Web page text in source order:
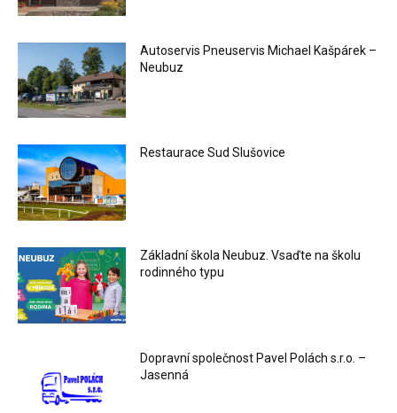
Autoservis Pneuservis Michael Kašpárek –
Neubuz
Restaurace Sud Slušovice
Základní škola Neubuz. Vsaďte na školu
rodinného typu
Dopravní společnost Pavel Polách s.r.o. –
Jasenná